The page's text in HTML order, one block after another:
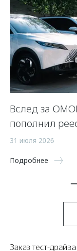
Вслед за
пополнил
31 июля 2026
Подробнее
Заказ тест-драйва